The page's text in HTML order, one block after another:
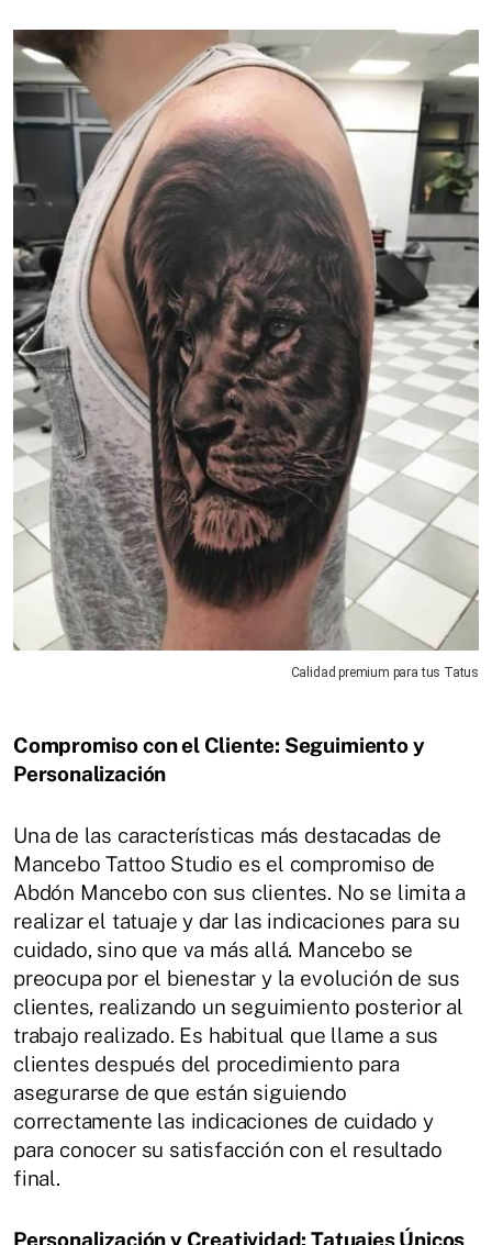
Calidad premium para tus Tatus
Compromiso con el Cliente: Seguimiento y
Personalización
Una de las características más destacadas de
Mancebo Tattoo Studio es el compromiso de
Abdón Mancebo con sus clientes. No se limita a
realizar el tatuaje y dar las indicaciones para su
cuidado, sino que va más allá. Mancebo se
preocupa por el bienestar y la evolución de sus
clientes, realizando un seguimiento posterior al
trabajo realizado. Es habitual que llame a sus
clientes después del procedimiento para
asegurarse de que están siguiendo
correctamente las indicaciones de cuidado y
para conocer su satisfacción con el resultado
final.
Personalización y Creatividad: Tatuajes Únicos